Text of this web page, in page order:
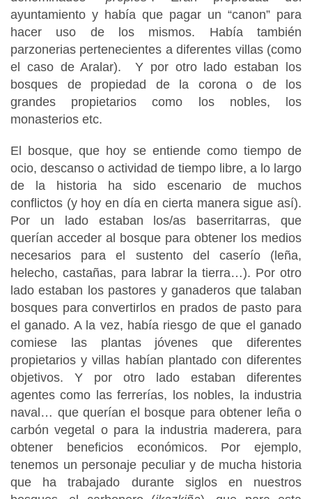
ayuntamiento y había que pagar un “canon” para
hacer uso de los mismos. Había también
parzonerias pertenecientes a diferentes villas (como
el caso de Aralar). Y por otro lado estaban los
bosques de propiedad de la corona o de los
grandes propietarios como los nobles, los
monasterios etc.
El bosque, que hoy se entiende como tiempo de
ocio, descanso o actividad de tiempo libre, a lo largo
de la historia ha sido escenario de muchos
conflictos (y hoy en día en cierta manera sigue así).
Por un lado estaban los/as baserritarras, que
querían acceder al bosque para obtener los medios
necesarios para el sustento del caserío (leña,
helecho, castañas, para labrar la tierra…). Por otro
lado estaban los pastores y ganaderos que talaban
bosques para convertirlos en prados de pasto para
el ganado. A la vez, había riesgo de que el ganado
comiese las plantas jóvenes que diferentes
propietarios y villas habían plantado con diferentes
objetivos. Y por otro lado estaban diferentes
agentes como las ferrerías, los nobles, la industria
naval… que querían el bosque para obtener leña o
carbón vegetal o para la industria maderera, para
obtener beneficios económicos. Por ejemplo,
tenemos un personaje peculiar y de mucha historia
que ha trabajado durante siglos en nuestros